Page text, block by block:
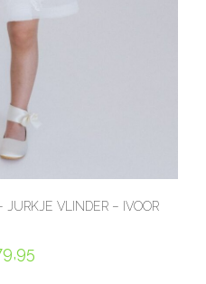
VLINDER – IVOOR